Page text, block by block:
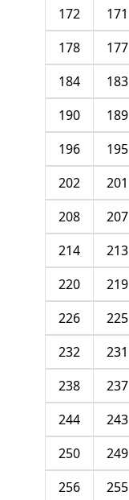
171
172
177
178
183
184
189
190
195
196
201
202
207
208
213
214
219
220
225
226
231
232
237
238
243
244
249
250
255
256